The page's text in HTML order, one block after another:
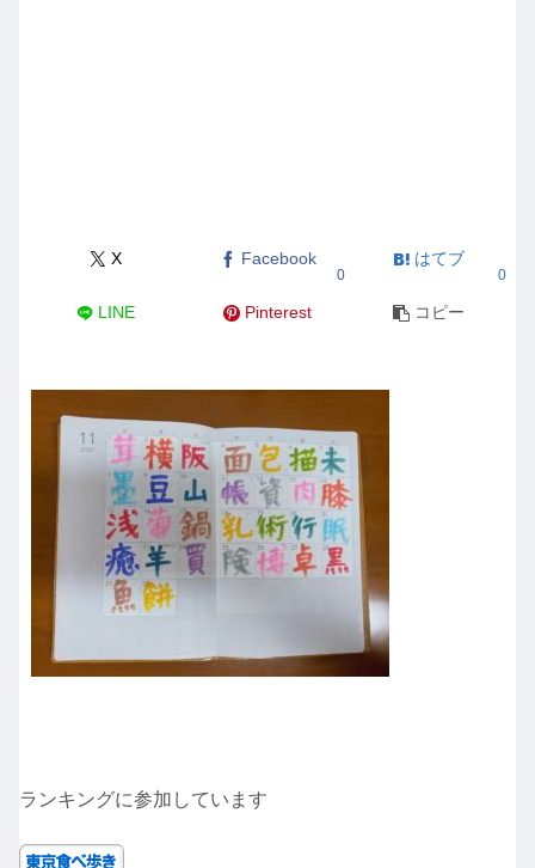
X Facebook
0
はてブ
0
LINE Pinterest コピー
ランキングに参加しています